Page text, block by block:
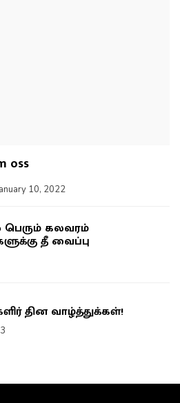
oss
10, 2022
பெரும் கலவரம்
தீ வைப்பு
தின வாழ்த்துக்கள்!